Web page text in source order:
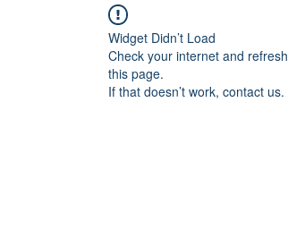
Widget Didn’t Load
Check your internet and refresh
this page.
If that doesn’t work, contact us.